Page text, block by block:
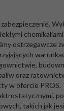
ostrzegawcze
oraz
ofercie
takich jak